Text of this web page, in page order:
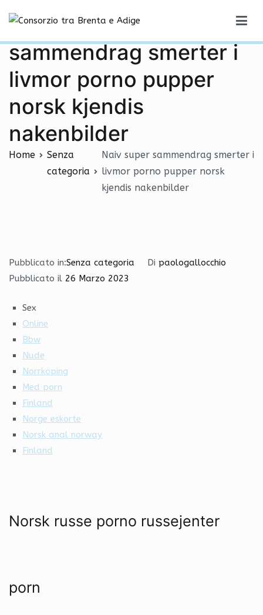
contenuto
Naiv super
sammendrag smerter i
livmor porno pupper
norsk kjendis
nakenbilder
Home
Senza
categoria
Naiv super sammendrag smerter i
livmor porno pupper norsk
kjendis nakenbilder
Pubblicato in:Senza categoria Di paologallocchio
Pubblicato il 26 Marzo 2023
Sex
Online
Bbw
Nude
Norrköping
Med porn
Finland
Norge eskorte
Norsk anal norway
Finland
Norsk russe porno russejenter
porn